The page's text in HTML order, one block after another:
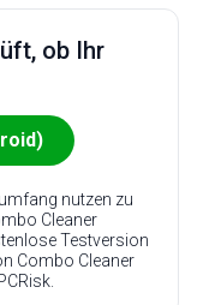
ob Ihr
nutzen zu
Cleaner
Testversion
Combo Cleaner